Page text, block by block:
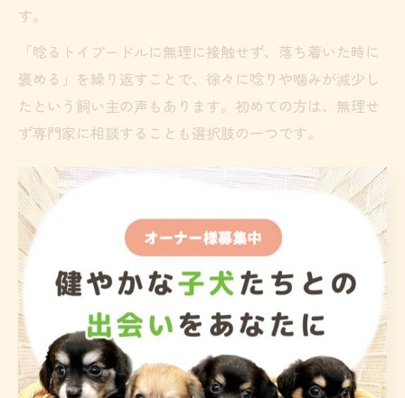
す。
「唸るトイプードルに無理に接触せず、落ち着いた時に
褒める」を繰り返すことで、徐々に唸りや噛みが減少し
たという飼い主の声もあります。初めての方は、無理せ
ず専門家に相談することも選択肢の一つです。
唸るトイプードルのストレス原因を知る
トイプードルが唸ったり噛んだりする背景には、さまざ
まなストレス要因が潜んでいます。代表的な原因は「環
境の変化」「過度な刺激」「運動不足」「コミュニケー
ション不足」などです。これらが重なると、愛犬は不安
やイライラを感じやすくなります。
例えば、引っ越しや来客が多いと落ち着かず、唸る頻度
が増えることがあります。また、日々の散歩や遊びが足